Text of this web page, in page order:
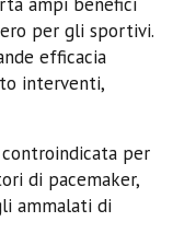
per gli sportivi.
efficacia
interventi,
per
di pacemaker,
ammalati di